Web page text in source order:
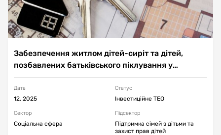
Забезпечення житлом дітей-сиріт та дітей,
позбавлених батьківського піклування у
Жовтанецькій територіальній громаді
Дата Статус
12. 2025 Інвестиційне ТЕО
Cектор Підсектор
Соціальна сфера
Підтримка сімей з дітьми та
захист прав дітей